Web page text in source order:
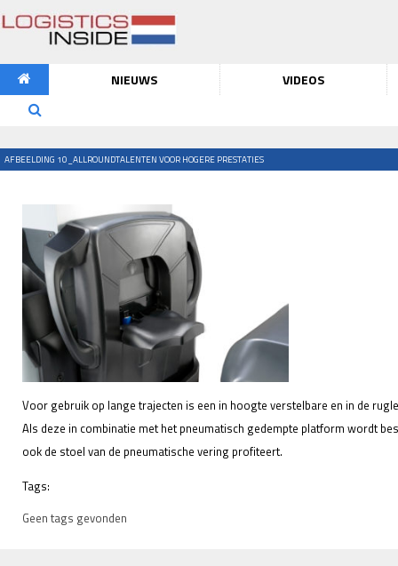
NIEUWS VIDEOS
AFBEELDING 10_ALLROUNDTALENTEN VOOR HOGERE PRESTATIES
Voor gebruik op lange trajecten is een in hoogte verstelbare en in de
Als deze in combinatie met het pneumatisch gedempte platform wordt
ook de stoel van de pneumatische vering profiteert.
Tags:
Geen tags gevonden